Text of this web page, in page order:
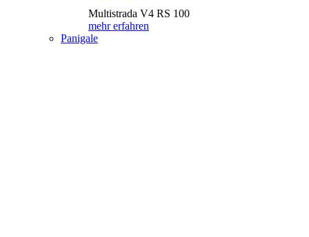
Multistrada V4 RS 100
mehr erfahren
Panigale